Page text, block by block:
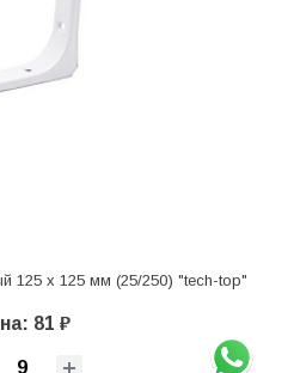
125 х 125 мм (25/250) "tech-top"
81 ₽